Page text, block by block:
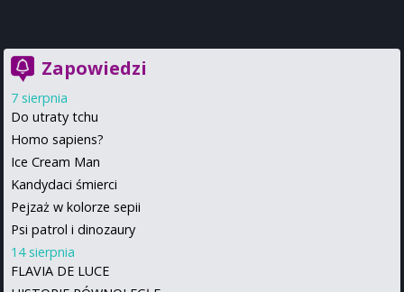
Zapowiedzi
7 sierpnia
Do utraty tchu
Homo sapiens?
Ice Cream Man
Kandydaci śmierci
Pejzaż w kolorze sepii
Psi patrol i dinozaury
14 sierpnia
FLAVIA DE LUCE